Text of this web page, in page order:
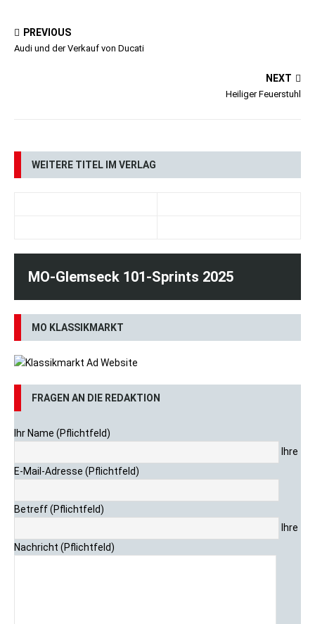
PREVIOUS
Audi und der Verkauf von Ducati
NEXT
Heiliger Feuerstuhl
WEITERE TITEL IM VERLAG
MO-Glemseck 101-Sprints 2025
MO KLASSIKMARKT
FRAGEN AN DIE REDAKTION
Ihr Name (Pflichtfeld)
Ihre
E-Mail-Adresse (Pflichtfeld)
Betreff (Pflichtfeld)
Ihre
Nachricht (Pflichtfeld)